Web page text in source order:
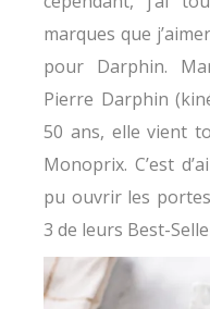
marques que
pour Darphin.
Pierre Darphin
50 ans, elle vient
Monoprix. C’est
pu ouvrir les
3 de leurs Best-